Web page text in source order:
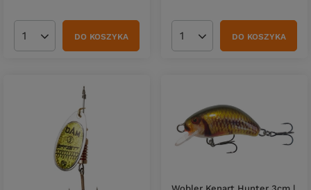
Ilość produktówDO KOSZYKA Ilość produktówDO KOSZYKA